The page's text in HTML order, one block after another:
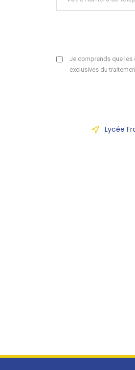
Je comprends que les
exclusives du
Lycée